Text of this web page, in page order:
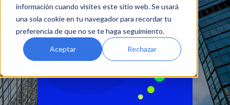
información cuando visites este sitio web. Se usará
una sola cookie en tu navegador para recordar tu
preferencia de que no se te haga seguimiento.
Aceptar Rechazar